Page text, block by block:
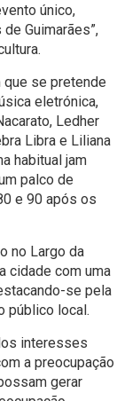
único,
Guimarães”,
que se pretende
eletrónica,
Ledher
Libra e Liliana
habitual jam
palco de
e 90 após os
no Largo da
cidade com uma
se pela
público local.
interesses
a preocupação
gerar